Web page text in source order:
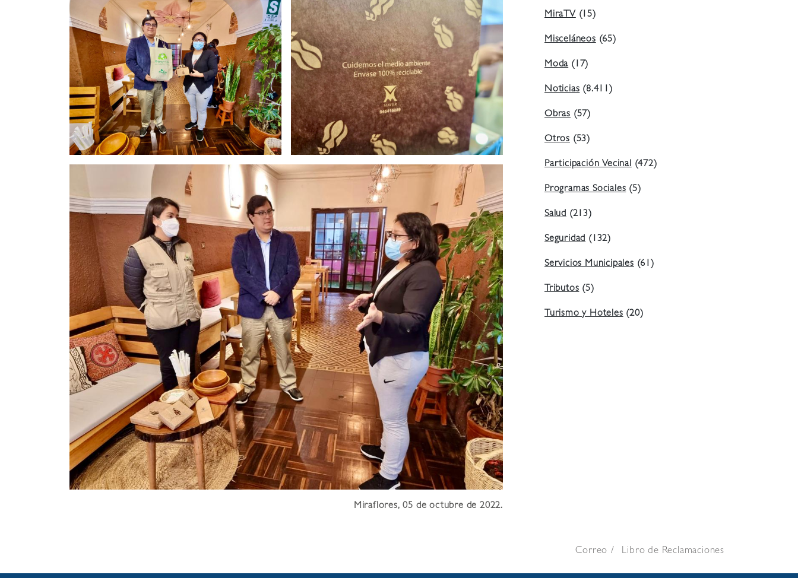
Miraflores, 05 de octubre de 2022.
MiraTV(15)
Misceláneos(65)
Moda(17)
Noticias(8.411)
Obras (57)
Otros (53)
Participación Vecinal(472)
Programas Sociales(5)
Salud (213)
Seguridad(132)
Servicios Municipales(61)
Tributos(5)
Turismo y Hoteles(20)
Correo Libro de Reclamaciones